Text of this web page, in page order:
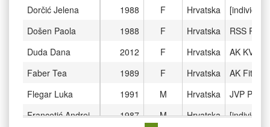
1988
F Hrvatska
[individual]
1988
F Hrvatska
RSS
2012
F Hrvatska
AK
1989
F Hrvatska
AK Fit
1991
M Hrvatska
JVP
1987
M Hrvatska [individual]
Dorčić Jelena
Došen Paola
Duda Dana
Faber Tea
Flegar Luka
Francetić Andrej